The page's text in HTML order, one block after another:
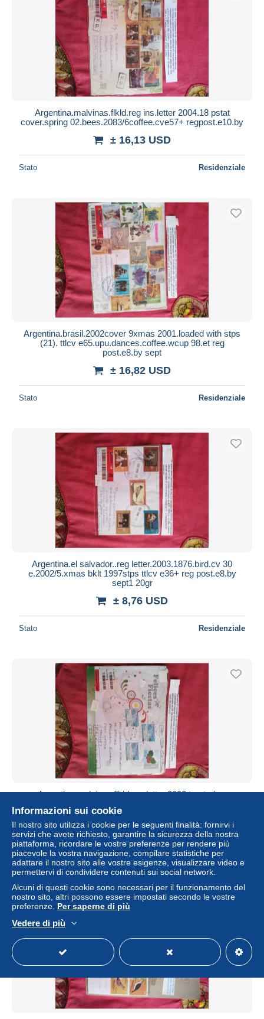
Argentina.malvinas.flkld.reg ins.letter 2004.18 pstat
cover.spring 02.bees.2083/6coffee.cve57+ regpost.e10.by
± 16,13 USD
Stato Residenziale
Argentina.brasil.2002cover 9xmas 2001.loaded with stps
(21). ttlcv e65.upu.dances.coffee.wcup 98.et reg
post.e8.by sept
± 16,82 USD
Stato Residenziale
Argentina.el salvador..reg letter.2003.1876.bird.cv 30
e.2002/5.xmas bklt 1997stps ttlcv e36+ reg post.e8.by
sept1 20gr
± 8,76 USD
Stato Residenziale
Argentina.malvinas.flkld.reg letter 2008.treated as
post.e10.by sept1
± 13,83 USD
Stato Residenziale
Informazioni sui cookie
Il nostro sito utilizza i cookie per le seguenti finalità: fornirvi i
servizi che avete richiesto, garantire la sicurezza della nostra
piattaforma, ricordare le vostre preferenze per rendere più
piacevole la vostra navigazione, compilare statistiche per
adattare il nostro sito alle vostre esigenze, visualizzare video e
permettervi di condividere contenuti sui social network.
Alcuni di questi cookie sono necessari per il funzionamento del
nostro sito, altri possono essere impostati secondo le vostre
preferenze. Per saperne di più
Vedere di più